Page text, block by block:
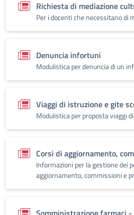
Richiesta di mediazione
Per i docenti che necessitano di
Denuncia infortuni
Modulistica per denuncia di un
Viaggi di istruzione e gite
Modulistica per proposta viaggi
Corsi di aggiornamento,
Informazioni per la gestione dei
aggiornamento, commissioni e